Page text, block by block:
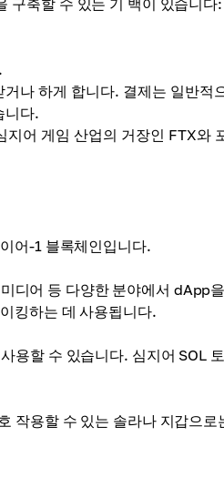
구축할 수 있는 기 백이 있습니다:
나 하게 합니다. 결제는 일반적
니다.
어 게임 산업의 거장인 FTX와
어-1 블록체인입니다.
디어 등 다양한 분야에서 dApp
킹하는 데 사용됩니다.
용할 수 있습니다. 심지어 SOL
작용할 수 있는 솔라나 지갑으로